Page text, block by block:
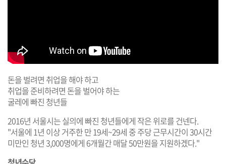
돈을 벌려면 취업을 해야 하고
취업을 준비하려면 돈을 벌어야 하는
굴레에 빠진 청년들
2016년 서울시는 실의에 빠진 청년들에게 작은 위로를 건넨다.
"서울에 1년 이상 거주한 만 19세~29세 중 주당 근무시간이 30시간
미만인 청년 3,000명에게 6개월간 매달 50만원을 지원하겠다."